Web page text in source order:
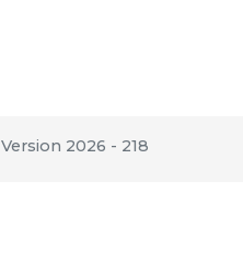
Version 2026 - 218